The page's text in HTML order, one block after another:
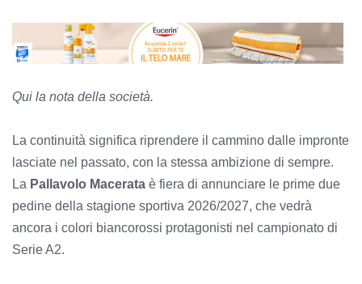
Qui la nota della società.
La continuità significa riprendere il cammino dalle impronte
lasciate nel passato, con la stessa ambizione di sempre.
La Pallavolo Macerata è fiera di annunciare le prime due
pedine della stagione sportiva 2026/2027, che vedrà
ancora i colori biancorossi protagonisti nel campionato di
Serie A2.